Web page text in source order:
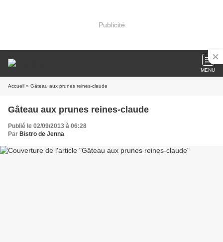
Publicité
MENU
Accueil » Gâteau aux prunes reines-claude
Gâteau aux prunes reines-claude
Publié le 02/09/2013 à 06:28
Par Bistro de Jenna